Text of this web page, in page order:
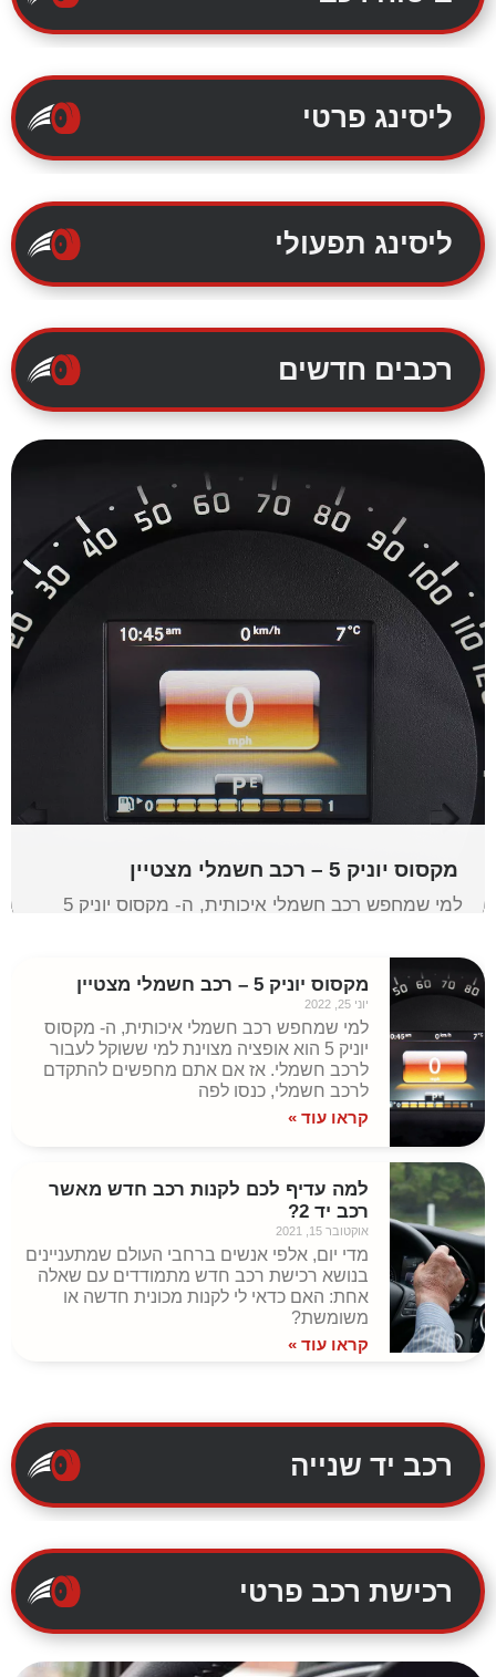
ליסינג פרטי
ליסינג תפעולי
רכבים חדשים
מקסוס יוניק 5 – רכב חשמלי מצטיין
למי שמחפש רכב חשמלי איכותית, ה- מקסוס יוניק 5
אז אם אתם מחפשים להתקדם לרכב חשמלי, כנסו
לפה
קראו עוד »
מקסוס יוניק 5 – רכב חשמלי מצטיין
יוני 25, 2022
למי שמחפש רכב חשמלי איכותית, ה- מקסוס
יוניק 5 הוא אופציה מצוינת למי ששוקל לעבור
לרכב חשמלי. אז אם אתם מחפשים להתקדם
לרכב חשמלי, כנסו לפה
קראו עוד »
למה עדיף לכם לקנות רכב חדש מאשר
רכב יד 2?
אוקטובר 15, 2021
מדי יום, אלפי אנשים ברחבי העולם שמתעניינים
בנושא רכישת רכב חדש מתמודדים עם שאלה
אחת: האם כדאי לי לקנות מכונית חדשה או
משומשת?
קראו עוד »
רכב יד שנייה
רכישת רכב פרטי